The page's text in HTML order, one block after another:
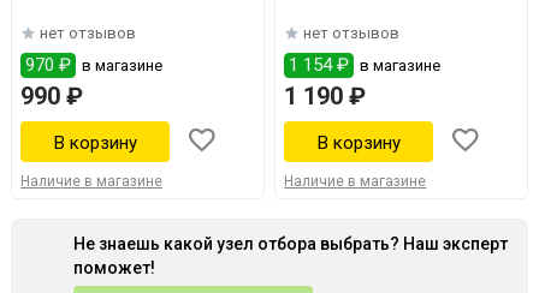
нет отзывов
970 ₽ в магазине
990 ₽
Наличие в магазине
нет отзывов
1 154 ₽ в магазине
1 190 ₽
Наличие в магазине
Не знаешь какой узел отбора выбрать? Наш эксперт
поможет!